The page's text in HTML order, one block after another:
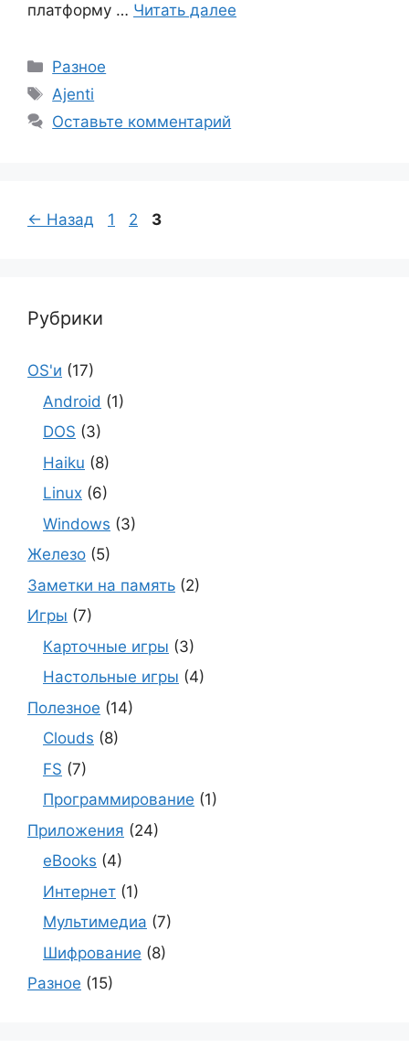
платформу … Читать далее
Рубрики
Разное
Метки
Ajenti
Оставьте комментарий
← Назад Страница
1 Страница
2 Страница
3
Рубрики
OS'и (17)
Android (1)
DOS (3)
Haiku (8)
Linux (6)
Windows (3)
Железо (5)
Заметки на память (2)
Игры (7)
Карточные игры (3)
Настольные игры (4)
Полезное (14)
Clouds (8)
FS (7)
Программирование (1)
Приложения (24)
eBooks (4)
Интернет (1)
Мультимедиа (7)
Шифрование (8)
Разное (15)